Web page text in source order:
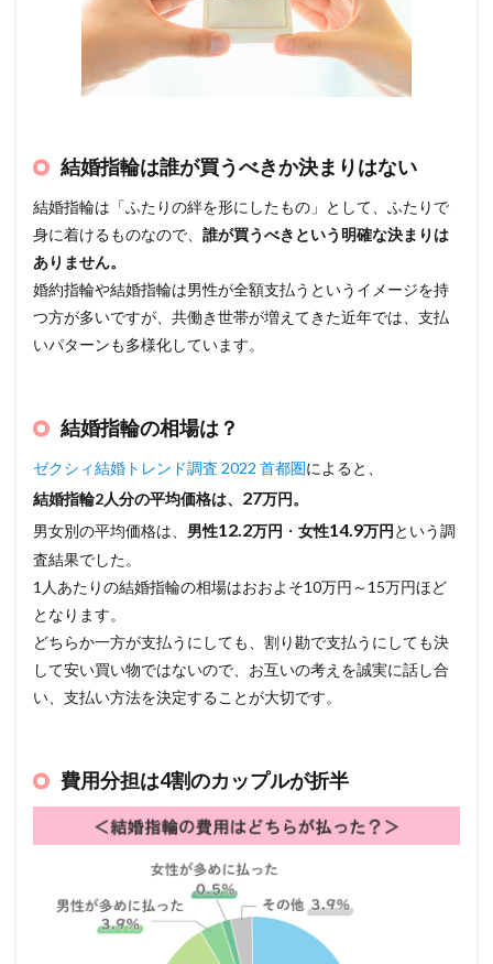
結婚指輪は誰が買うべきか決まりはない
結婚指輪は「ふたりの絆を形にしたもの」として、ふたりで
身に着けるものなので、 誰が買うべきという明確な決まりは
ありません。
婚約指輪や結婚指輪は男性が全額支払うというイメージを持
つ方が多いですが、共働き世帯が増えてきた近年では、支払
いパターンも多様化しています。
結婚指輪の相場は？
ゼクシィ結婚トレンド調査 2022 首都圏によると、
結婚指輪2人分の平均価格は、 27万円。
男女別の平均価格は、 男性12.2万円 ・ 女性14.9万円という調
査結果でした。
1人あたりの結婚指輪の相場はおおよそ10万円～15万円ほど
となります。
どちらか一方が支払うにしても、割り勘で支払うにしても決
して安い買い物ではないので、お互いの考えを誠実に話し合
い、支払い方法を決定することが大切です。
費用分担は4割のカップルが折半